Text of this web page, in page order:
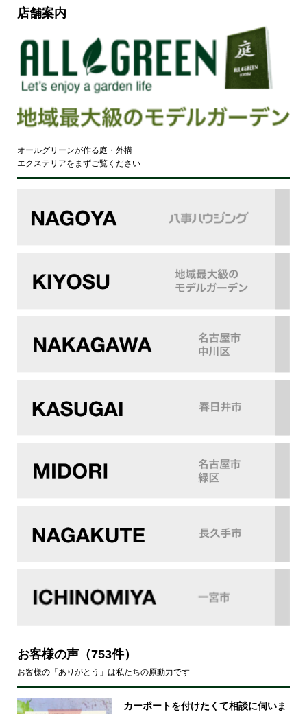
店舗案内
オールグリーンが作る庭・外構
エクステリアをまずご覧ください
お客様の声（753件）
お客様の「ありがとう」は私たちの原動力です
カーポートを付けたくて相談に伺いま